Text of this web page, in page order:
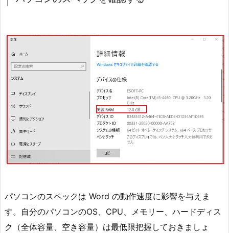
パソコンのスペックは Word の動作速度に影響を与えま
す。自分のパソコンのOS、CPU、メモリー、ハードディス
ク（全体容量、空き容量）は最低限把握しておきましょ